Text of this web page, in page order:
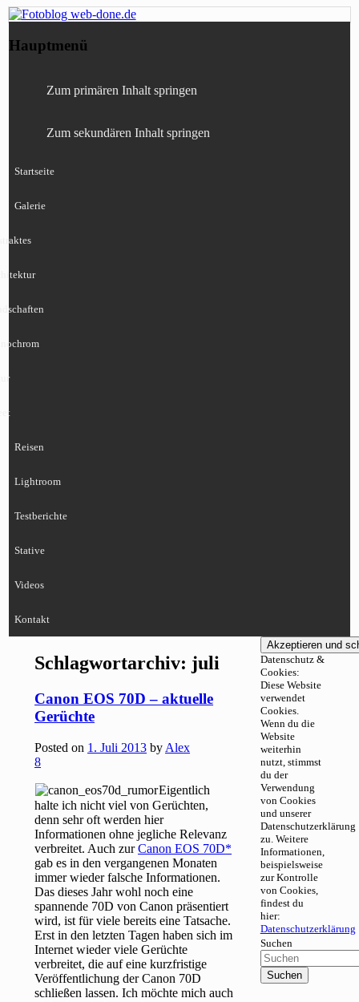
Fotoblog web-done.de
Canon, Nikon, Sony
Hauptmenü
Zum primären Inhalt springen
Zum sekundären Inhalt springen
Startseite
Galerie
Reisen
Lightroom
Testberichte
Stative
Videos
Kontakt
Schlagwortarchiv: juli
Canon EOS 70D – aktuelle
Gerüchte
Posted on 1. Juli 2013 by Alex
8
Eigentlich
halte ich nicht viel von Gerüchten,
denn sehr oft werden hier
Informationen ohne jegliche Relevanz
verbreitet. Auch zurCanon EOS 70D
gab es in den vergangenen Monaten
immer wieder falsche Informationen.
Das dieses Jahr wohl noch eine
spannende 70D von Canon präsentiert
wird, ist für viele bereits eine Tatsache.
Erst in den letzten Tagen haben sich im
Internet wieder viele Gerüchte
verbreitet, die auf eine kurzfristige
Veröffentlichung der Canon 70D
schließen lassen. Ich möchte mich auch
Datenschutz &
Cookies:
Diese Website
verwendet
Cookies.
Wenn du die
Website
weiterhin
nutzt, stimmst
du der
Verwendung
von Cookies
und unserer
Datenschutzerklärung
zu. Weitere
Informationen,
beispielsweise
zur Kontrolle
von Cookies,
findest du
hier:
Datenschutzerklärung
Suchen